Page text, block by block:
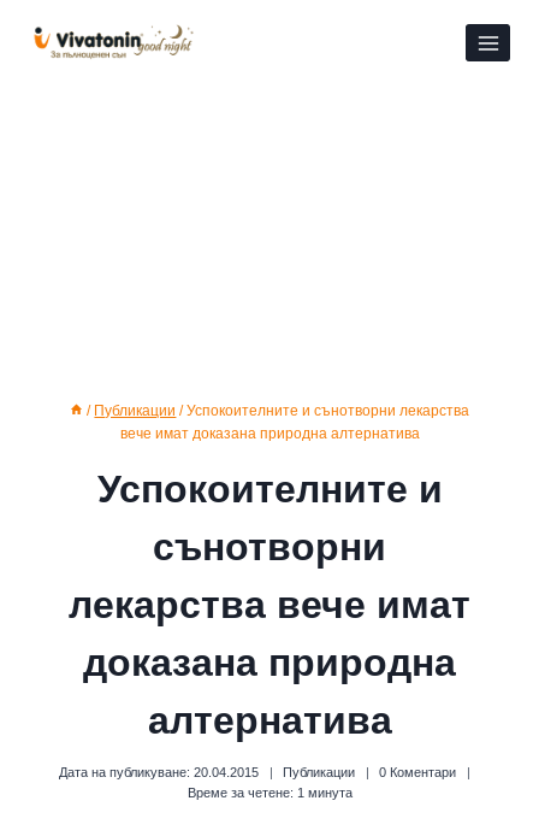
съдържанието
/ Публикации / Успокоителните и сънотворни лекарства
вече имат доказана природна алтернатива
Успокоителните и
сънотворни
лекарства вече имат
доказана природна
алтернатива
Дата на публикуване: 20.04.2015 Публикации
0 Коментари
Време за четене: 1 минута